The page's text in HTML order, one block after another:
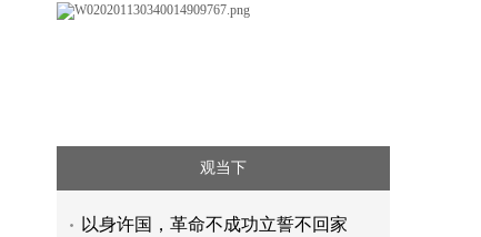
观当下
以身许国，革命不成功立誓不回家